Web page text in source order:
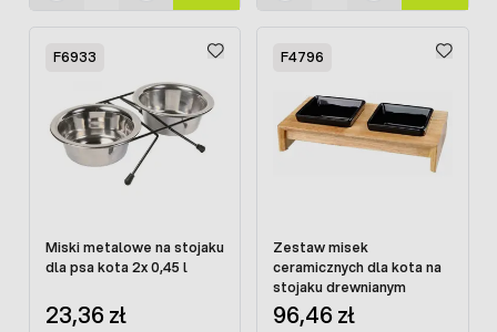
F6933
Miski metalowe na stojaku
dla psa kota 2x 0,45 l
23,36 zł
F4796
Zestaw misek
ceramicznych dla kota na
stojaku drewnianym
96,46 zł